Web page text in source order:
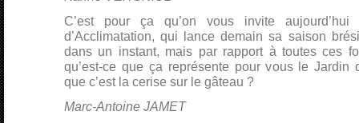
C’est pour ça qu’on vous invite
d’Acclimatation, qui lance demain sa saison
dans un instant, mais par rapport à toutes ces
qu’est-ce que ça représente pour vous le Jardin
que c’est la cerise sur le gâteau ?
Marc-Antoine JAMET